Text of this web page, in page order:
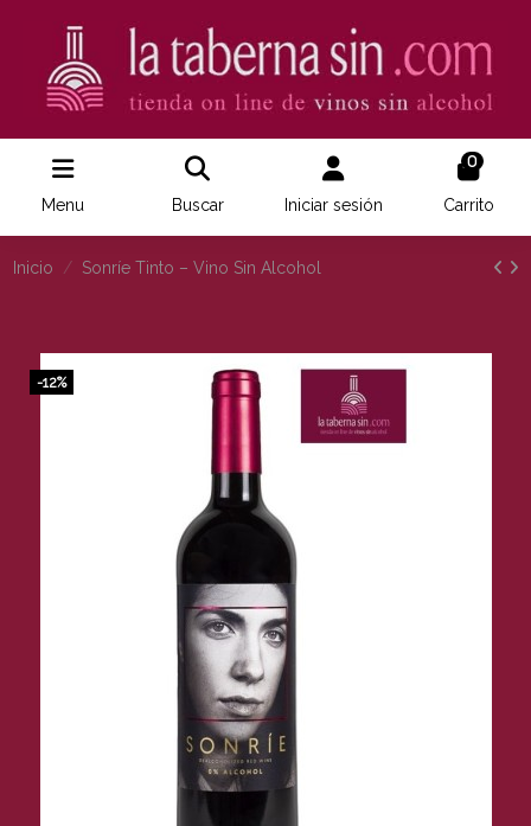
Menu Buscar Iniciar sesión
0
Carrito
Inicio Sonríe Tinto – Vino Sin Alcohol
-12%